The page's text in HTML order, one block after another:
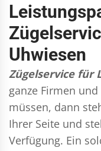
Uhwiesen
Zügelservice für
ganze Firmen
müssen, dann
Ihrer Seite und
Verfügung. Ein